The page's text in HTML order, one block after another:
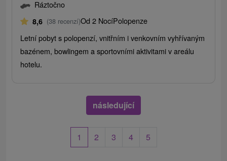
Ráztočno
8,6 (38 recenzí)Od 2 NocíPolopenze
Letní pobyt s polopenzí, vnitřním i venkovním vyhřívaným
bazénem, ​​bowlingem a sportovními aktivitami v areálu
hotelu.
následující
1 2 3 4 5